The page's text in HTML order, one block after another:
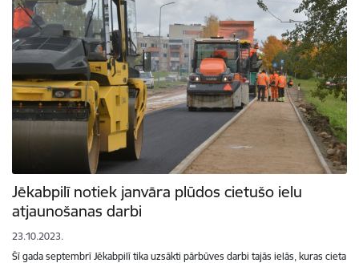
Jēkabpilī notiek janvāra plūdos cietušo ielu
atjaunošanas darbi
23.10.2023.
Šī gada septembrī Jēkabpilī tika uzsākti pārbūves darbi tajās ielās, kuras cieta